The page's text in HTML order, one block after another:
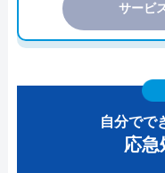
サービ
自分でで
応急